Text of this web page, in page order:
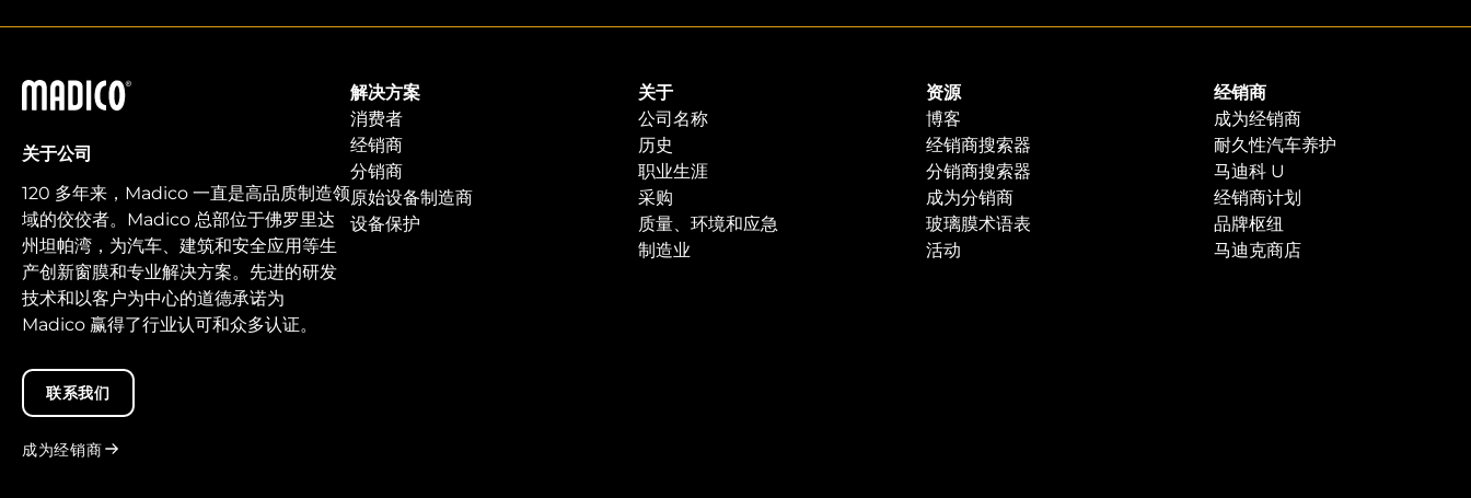
马迪科
关于公司
120 多年来，Madico 一直是高品质制造领
域的佼佼者。Madico 总部位于佛罗里达
州坦帕湾，为汽车、建筑和安全应用等生
产创新窗膜和专业解决方案。先进的研发
技术和以客户为中心的道德承诺为
Madico 赢得了行业认可和众多认证。
联系我们
成为经销商
解决方案
消费者
经销商
分销商
原始设备制造商
设备保护
关于
公司名称
历史
职业生涯
采购
质量、环境和应急
制造业
资源
博客
经销商搜索器
分销商搜索器
成为分销商
玻璃膜术语表
活动
经销商
成为经销商
耐久性汽车养护
马迪科 U
经销商计划
品牌枢纽
马迪克商店